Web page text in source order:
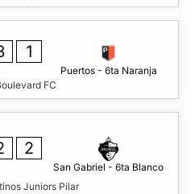
1
Puertos - 6ta Naranja
FC
2
San Gabriel - 6ta Blanco
Juniors Pilar